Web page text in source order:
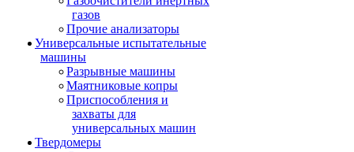
газов
Прочие анализаторы
Универсальные испытательные
машины
Разрывные машины
Маятниковые копры
Приспособления и
захваты для
универсальных машин
Твердомеры